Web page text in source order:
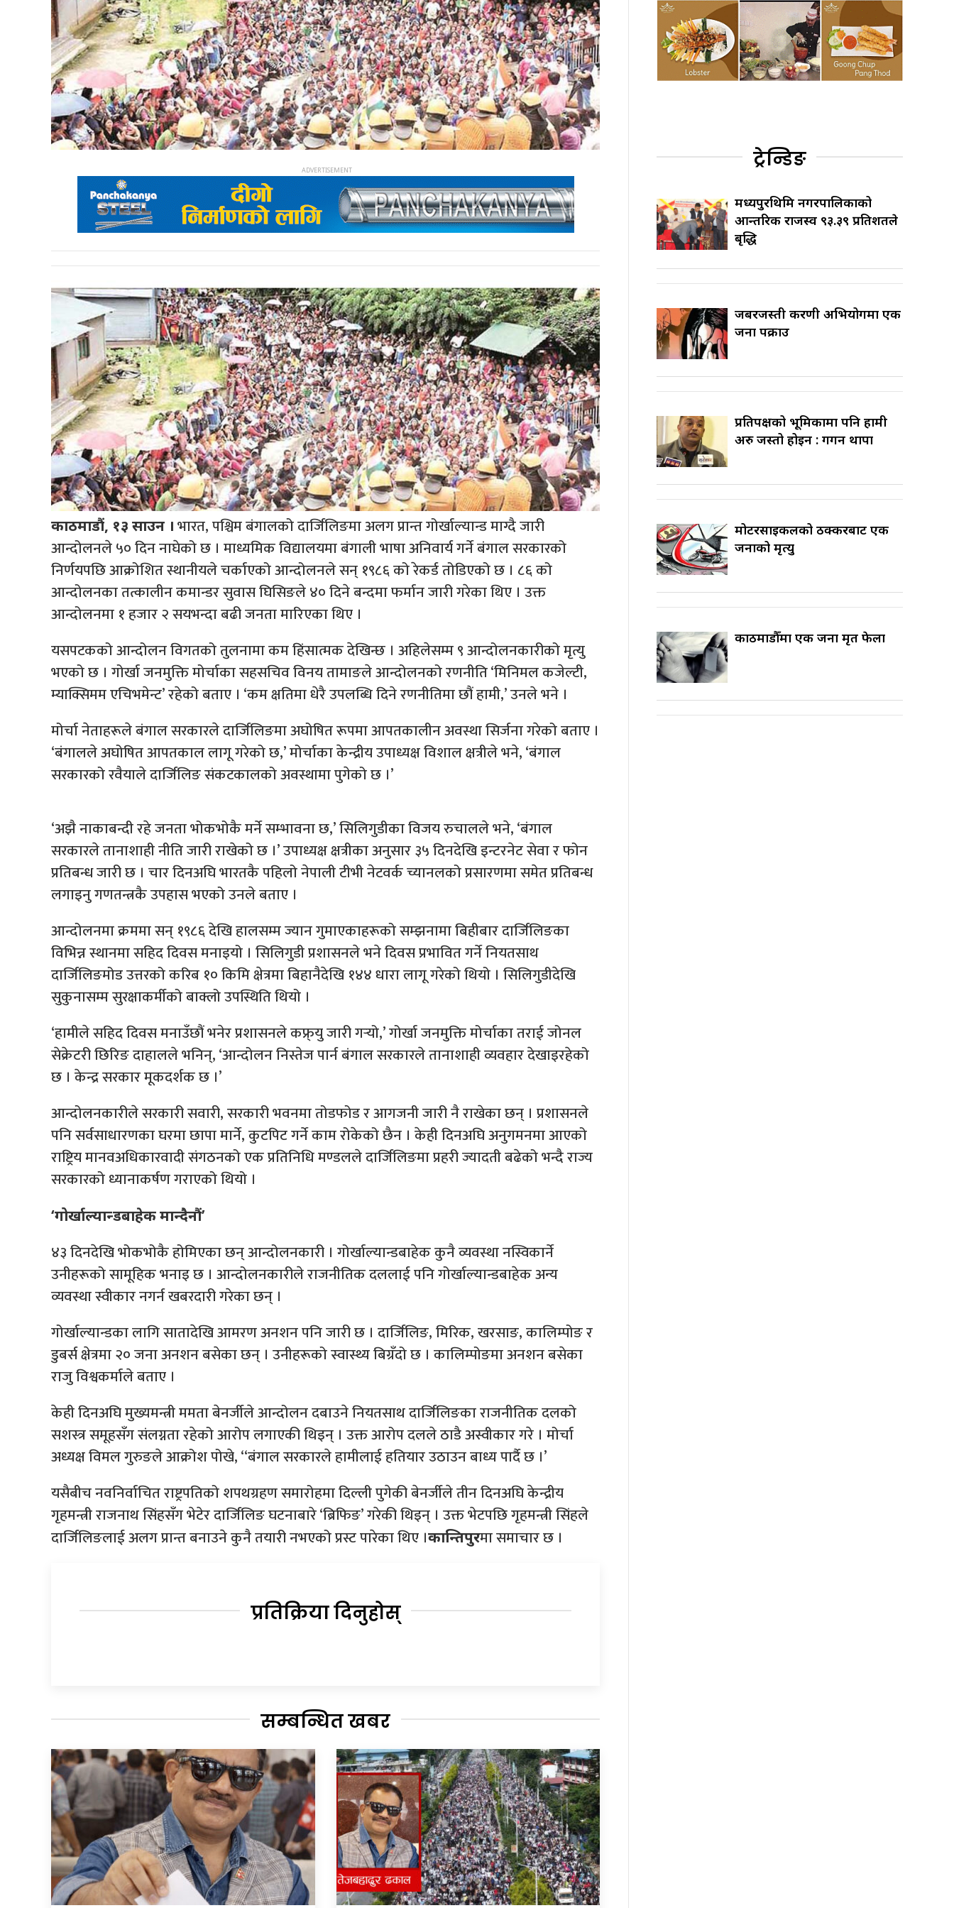
काठमाडौं, १३ साउन । भारत, पश्चिम बंगालको दार्जिलिङमा अलग प्रान्त गोर्खाल्यान्ड माग्दै जारी
आन्दोलनले ५० दिन नाघेको छ । माध्यमिक विद्यालयमा बंगाली भाषा अनिवार्य गर्ने बंगाल सरकारको
निर्णयपछि आक्रोशित स्थानीयले चर्काएको आन्दोलनले सन् १९८६ को रेकर्ड तोडिएको छ । ८६ को
आन्दोलनका तत्कालीन कमान्डर सुवास घिसिङले ४० दिने बन्दमा फर्मान जारी गरेका थिए । उक्त
आन्दोलनमा १ हजार २ सयभन्दा बढी जनता मारिएका थिए ।
यसपटकको आन्दोलन विगतको तुलनामा कम हिंसात्मक देखिन्छ । अहिलेसम्म ९ आन्दोलनकारीको मृत्यु
भएको छ । गोर्खा जनमुक्ति मोर्चाका सहसचिव विनय तामाङले आन्दोलनको रणनीति ‘मिनिमल कजेल्टी,
म्याक्सिमम एचिभमेन्ट’ रहेको बताए । ‘कम क्षतिमा धेरै उपलब्धि दिने रणनीतिमा छौं हामी,’ उनले भने ।
मोर्चा नेताहरूले बंगाल सरकारले दार्जिलिङमा अघोषित रूपमा आपतकालीन अवस्था सिर्जना गरेको बताए ।
‘बंगालले अघोषित आपतकाल लागू गरेको छ,’ मोर्चाका केन्द्रीय उपाध्यक्ष विशाल क्षत्रीले भने, ‘बंगाल
सरकारको रवैयाले दार्जिलिङ संकटकालको अवस्थामा पुगेको छ ।’
‘अझै नाकाबन्दी रहे जनता भोकभोकै मर्ने सम्भावना छ,’ सिलिगुडीका विजय रुचालले भने, ‘बंगाल
सरकारले तानाशाही नीति जारी राखेको छ ।’ उपाध्यक्ष क्षत्रीका अनुसार ३५ दिनदेखि इन्टरनेट सेवा र फोन
प्रतिबन्ध जारी छ । चार दिनअघि भारतकै पहिलो नेपाली टीभी नेटवर्क च्यानलको प्रसारणमा समेत प्रतिबन्ध
लगाइनु गणतन्त्रकै उपहास भएको उनले बताए ।
आन्दोलनमा क्रममा सन् १९८६ देखि हालसम्म ज्यान गुमाएकाहरूको सम्झनामा बिहीबार दार्जिलिङका
विभिन्न स्थानमा सहिद दिवस मनाइयो । सिलिगुडी प्रशासनले भने दिवस प्रभावित गर्ने नियतसाथ
दार्जिलिङमोड उत्तरको करिब १० किमि क्षेत्रमा बिहानैदेखि १४४ धारा लागू गरेको थियो । सिलिगुडीदेखि
सुकुनासम्म सुरक्षाकर्मीको बाक्लो उपस्थिति थियो ।
‘हामीले सहिद दिवस मनाउँछौं भनेर प्रशासनले कफ्र्यु जारी गर्‍यो,’ गोर्खा जनमुक्ति मोर्चाका तराई जोनल
सेक्रेटरी छिरिङ दाहालले भनिन्, ‘आन्दोलन निस्तेज पार्न बंगाल सरकारले तानाशाही व्यवहार देखाइरहेको
छ । केन्द्र सरकार मूकदर्शक छ ।’
आन्दोलनकारीले सरकारी सवारी, सरकारी भवनमा तोडफोड र आगजनी जारी नै राखेका छन् । प्रशासनले
पनि सर्वसाधारणका घरमा छापा मार्ने, कुटपिट गर्ने काम रोकेको छैन । केही दिनअघि अनुगमनमा आएको
राष्ट्रिय मानवअधिकारवादी संगठनको एक प्रतिनिधि मण्डलले दार्जिलिङमा प्रहरी ज्यादती बढेको भन्दै राज्य
सरकारको ध्यानाकर्षण गराएको थियो ।
‘गोर्खाल्यान्डबाहेक मान्दैनौं’
४३ दिनदेखि भोकभोकै होमिएका छन् आन्दोलनकारी । गोर्खाल्यान्डबाहेक कुनै व्यवस्था नस्विकार्ने
उनीहरूको सामूहिक भनाइ छ । आन्दोलनकारीले राजनीतिक दललाई पनि गोर्खाल्यान्डबाहेक अन्य
व्यवस्था स्वीकार नगर्न खबरदारी गरेका छन् ।
गोर्खाल्यान्डका लागि सातादेखि आमरण अनशन पनि जारी छ । दार्जिलिङ, मिरिक, खरसाङ, कालिम्पोङ र
डुबर्स क्षेत्रमा २० जना अनशन बसेका छन् । उनीहरूको स्वास्थ्य बिग्रँदो छ । कालिम्पोङमा अनशन बसेका
राजु विश्वकर्माले बताए ।
केही दिनअघि मुख्यमन्त्री ममता बेनर्जीले आन्दोलन दबाउने नियतसाथ दार्जिलिङका राजनीतिक दलको
सशस्त्र समूहसँग संलग्नता रहेको आरोप लगाएकी थिइन् । उक्त आरोप दलले ठाडै अस्वीकार गरे । मोर्चा
अध्यक्ष विमल गुरुङले आक्रोश पोखे, ‘‘बंगाल सरकारले हामीलाई हतियार उठाउन बाध्य पार्दै छ ।’
यसैबीच नवनिर्वाचित राष्ट्रपतिको शपथग्रहण समारोहमा दिल्ली पुगेकी बेनर्जीले तीन दिनअघि केन्द्रीय
गृहमन्त्री राजनाथ सिंहसँग भेटेर दार्जिलिङ घटनाबारे ‘ब्रिफिङ’ गरेकी थिइन् । उक्त भेटपछि गृहमन्त्री सिंहले
दार्जिलिङलाई अलग प्रान्त बनाउने कुनै तयारी नभएको प्रस्ट पारेका थिए ।कान्तिपुरमा समाचार छ ।
प्रतिक्रिया दिनुहोस्
सम्बन्धित खबर
ट्रेन्डिङ
मध्यपुरथिमि नगरपालिकाको
आन्तरिक राजस्व ९३.३९ प्रतिशतले
बृद्धि
जबरजस्ती करणी अभियोगमा एक
जना पक्राउ
प्रतिपक्षको भूमिकामा पनि हामी
अरु जस्तो होइन : गगन थापा
मोटरसाइकलको ठक्करबाट एक
जनाको मृत्यु
काठमाडौँमा एक जना मृत फेला